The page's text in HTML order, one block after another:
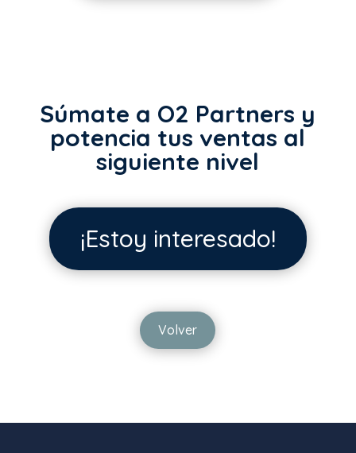
Súmate a O2 Partners y
potencia tus ventas al
siguiente nivel
¡Estoy interesado!
Volver